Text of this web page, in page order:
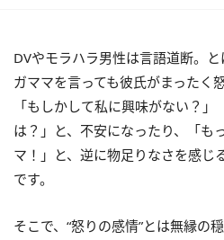
DVやモラハラ男性は言語道断。
ガママを言っても彼氏がまったく
「もしかして私に興味がない？
は？」と、不安になったり、「も
マ！」と、逆に物足りなさを感じ
です。
そこで、“怒りの感情”とは無縁の